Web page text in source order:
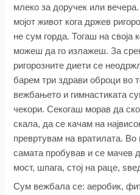
млеко за доручек или
мојот живот кога држев
не сум горда. Тогаш на своја
можеш да го излажеш. За
ригорозните диети се
барем три здрави оброци во
вежбањето и гимнастиката
чекори. Секогаш морав да
скала, да се качам на
превртувам на вратилата.
самата пробував и се мачев
мост, шпага, стој на раце,
Сум вежбала се: аеробик,